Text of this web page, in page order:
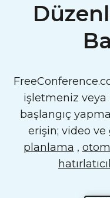
işletmeniz veya
başlangıç
erişin; video ve
planlama ,